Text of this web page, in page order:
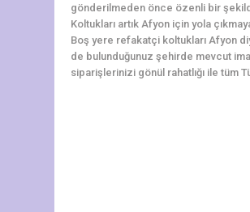
gönderilmeden önce özenli bir
Koltukları artık Afyon için yola
Boş yere refakatçi koltukları Afyon
de bulunduğunuz şehirde mevcut
siparişlerinizi gönül rahatlığı ile tüm